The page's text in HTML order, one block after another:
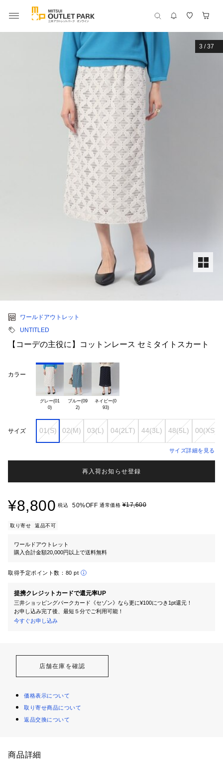
3 /37
ワールドアウトレット
UNTITLED
【コーデの主役に】コットンレース セミタイトスカート
カラー
グレー(01
ブルー(09
ネイビー(0
93)
サイズ 01(S) 02(M) 03(L) 04(2LT) 44(3L) 48(5L) 00(XS)
サイズ詳細を見る
再入荷お知らせ登録
¥8,800 税込 50%OFF 通常価格¥17,600
取り寄せ 返品不可
ワールドアウトレット
購入合計金額20,000円以上で送料無料
取得予定ポイント数： 80 pt
提携クレジットカードで還元率UP
三井ショッピングパークカード《セゾン》なら更に¥100につき1pt還元！
お申し込み完了後、最短５分でご利用可能！
今すぐお申し込み
店舗在庫を確認
価格表示について
取り寄せ商品について
返品交換について
商品詳細